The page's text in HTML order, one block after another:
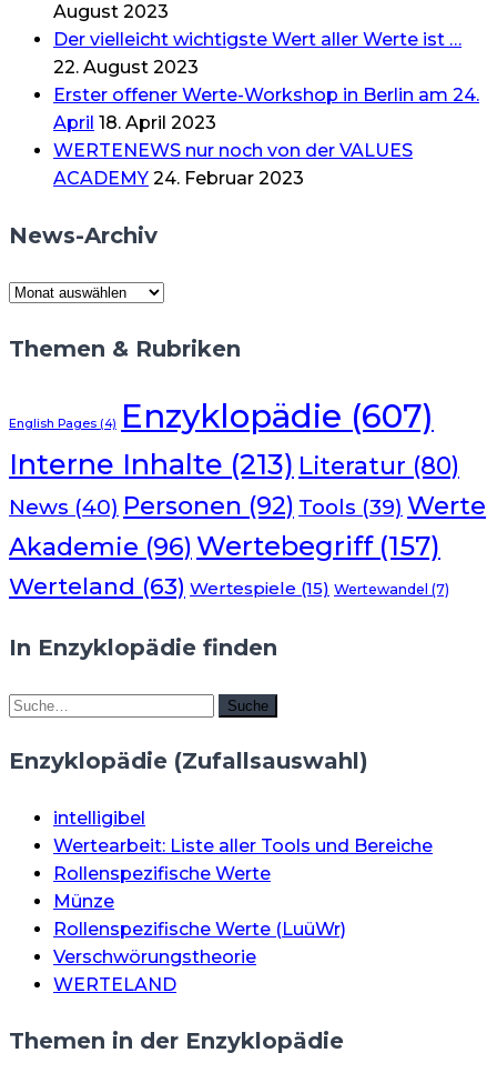
August 2023
Der vielleicht wichtigste Wert aller Werte ist …
22. August 2023
Erster offener Werte-Workshop in Berlin am 24.
April 18. April 2023
WERTENEWS nur noch von der VALUES
ACADEMY 24. Februar 2023
News-Archiv
News-
Themen & Rubriken
English Pages (4) Enzyklopädie (607)
Interne Inhalte (213) Literatur (80)
News (40) Personen (92) Tools (39) Werte
Akademie (96) Wertebegriff(157)
Werteland (63) Wertespiele (15) Wertewandel (7)
In Enzyklopädie finden
Suche Suche
Enzyklopädie (Zufallsauswahl)
intelligibel
Wertearbeit: Liste aller Tools und Bereiche
Rollenspezifische Werte
Münze
Rollenspezifische Werte (LuüWr)
Verschwörungstheorie
WERTELAND
Themen in der Enzyklopädie